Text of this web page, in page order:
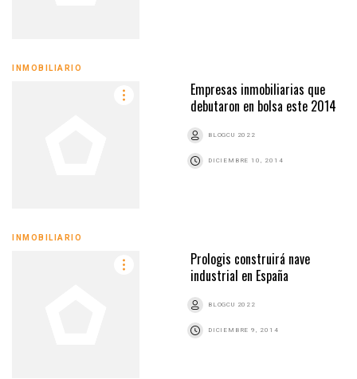
INMOBILIARIO
Empresas inmobiliarias que
debutaron en bolsa este 2014
BLOGCU 2022
DICIEMBRE 10, 2014
INMOBILIARIO
Prologis construirá nave
industrial en España
BLOGCU 2022
DICIEMBRE 9, 2014